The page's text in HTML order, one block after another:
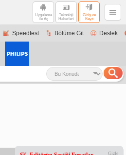
Uygulama
ile Aç
Teknoloji
Haberleri
Giriş ve
Kayıt
Speedtest Bölüme Git Destek
Gizle